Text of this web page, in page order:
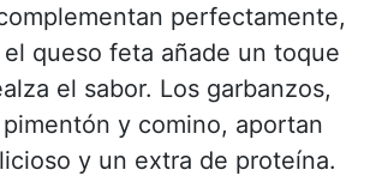
perfectamente,
queso feta añade un toque
el sabor. Los garbanzos,
y comino, aportan
y un extra de proteína.